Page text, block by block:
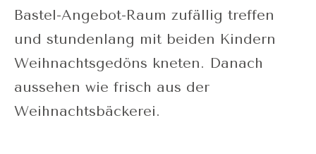
Bastel-Angebot-Raum zufällig treffen
und stundenlang mit beiden Kindern
Weihnachtsgedöns kneten. Danach
aussehen wie frisch aus der
Weihnachtsbäckerei.